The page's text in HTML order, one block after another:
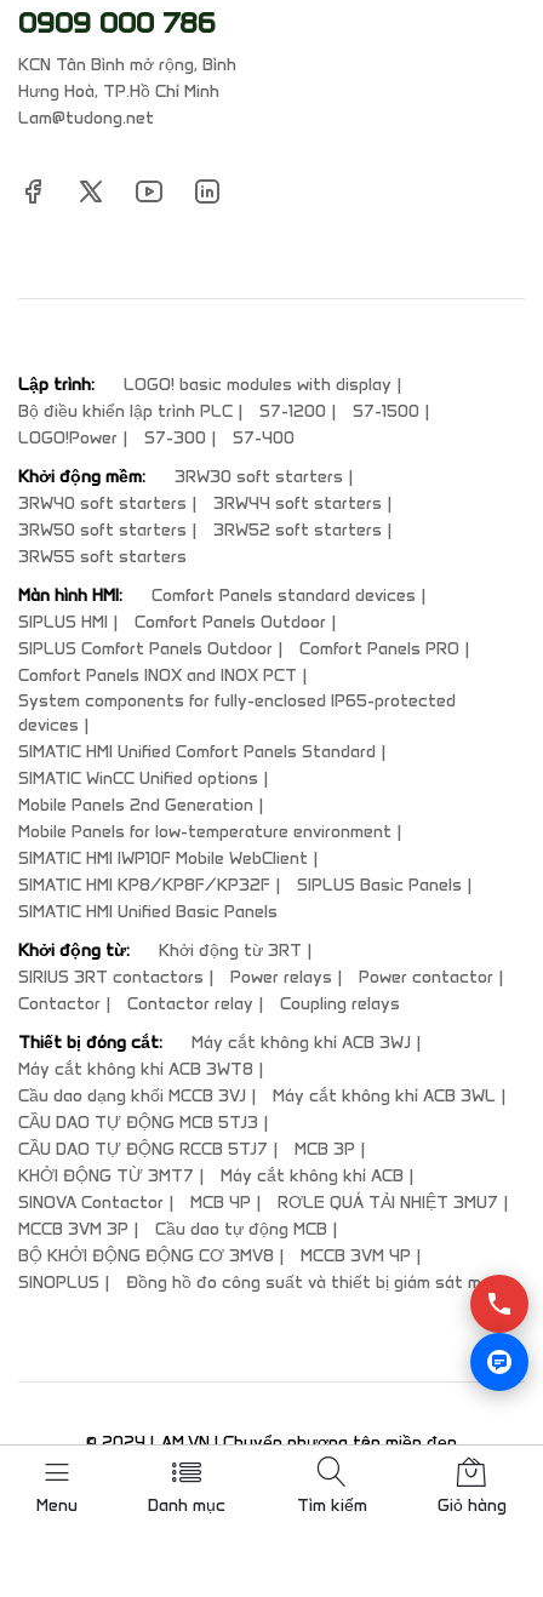
Menu Danh mục Tìm kiếm Giỏ hàng
0909 000 786
KCN Tân Bình mở rộng, Bình
Hưng Hoà, TP.Hồ Chí Minh
Lam@tudong.net
Lập trình:
LOGO! basic modules with display
Bộ điều khiển lập trình PLC
S7-1200
S7-1500
LOGO!Power
S7-300
S7-400
Khởi động mềm:
3RW30 soft starters
3RW40 soft starters
3RW44 soft starters
3RW50 soft starters
3RW52 soft starters
3RW55 soft starters
Màn hình HMI:
Comfort Panels standard devices
SIPLUS HMI
Comfort Panels Outdoor
SIPLUS Comfort Panels Outdoor
Comfort Panels PRO
Comfort Panels INOX and INOX PCT
System components for fully-enclosed IP65-protected
devices
SIMATIC HMI Unified Comfort Panels Standard
SIMATIC WinCC Unified options
Mobile Panels 2nd Generation
Mobile Panels for low-temperature environment
SIMATIC HMI IWP10F Mobile WebClient
SIMATIC HMI KP8/KP8F/KP32F
SIPLUS Basic Panels
SIMATIC HMI Unified Basic Panels
Khởi động từ:
Khởi động từ 3RT
SIRIUS 3RT contactors
Power relays
Power contactor
Contactor
Contactor relay
Coupling relays
Thiết bị đóng cắt:
Máy cắt không khí ACB 3WJ
Máy cắt không khí ACB 3WT8
Cầu dao dạng khối MCCB 3VJ
Máy cắt không khí ACB 3WL
CẦU DAO TỰ ĐỘNG MCB 5TJ3
CẦU DAO TỰ ĐỘNG RCCB 5TJ7
MCB 3P
KHỞI ĐỘNG TỪ 3MT7
Máy cắt không khí ACB
SINOVA Contactor
MCB 4P
RƠLE QUÁ TẢI NHIỆT 3MU7
MCCB 3VM 3P
Cầu dao tự động MCB
BỘ KHỞI ĐỘNG ĐỘNG CƠ 3MV8
MCCB 3VM 4P
SINOPLUS
Đồng hồ đo công suất và thiết bị giám sát mạch
© 2024 LAM.VN | Chuyển nhượng tên miền đẹp
lienhe@vnog.com
|Approved Partners – Value-Added Resellers |
PLC Siemens PLC S7-200, PLC S7-300, PLC S7-400, PLC S7-